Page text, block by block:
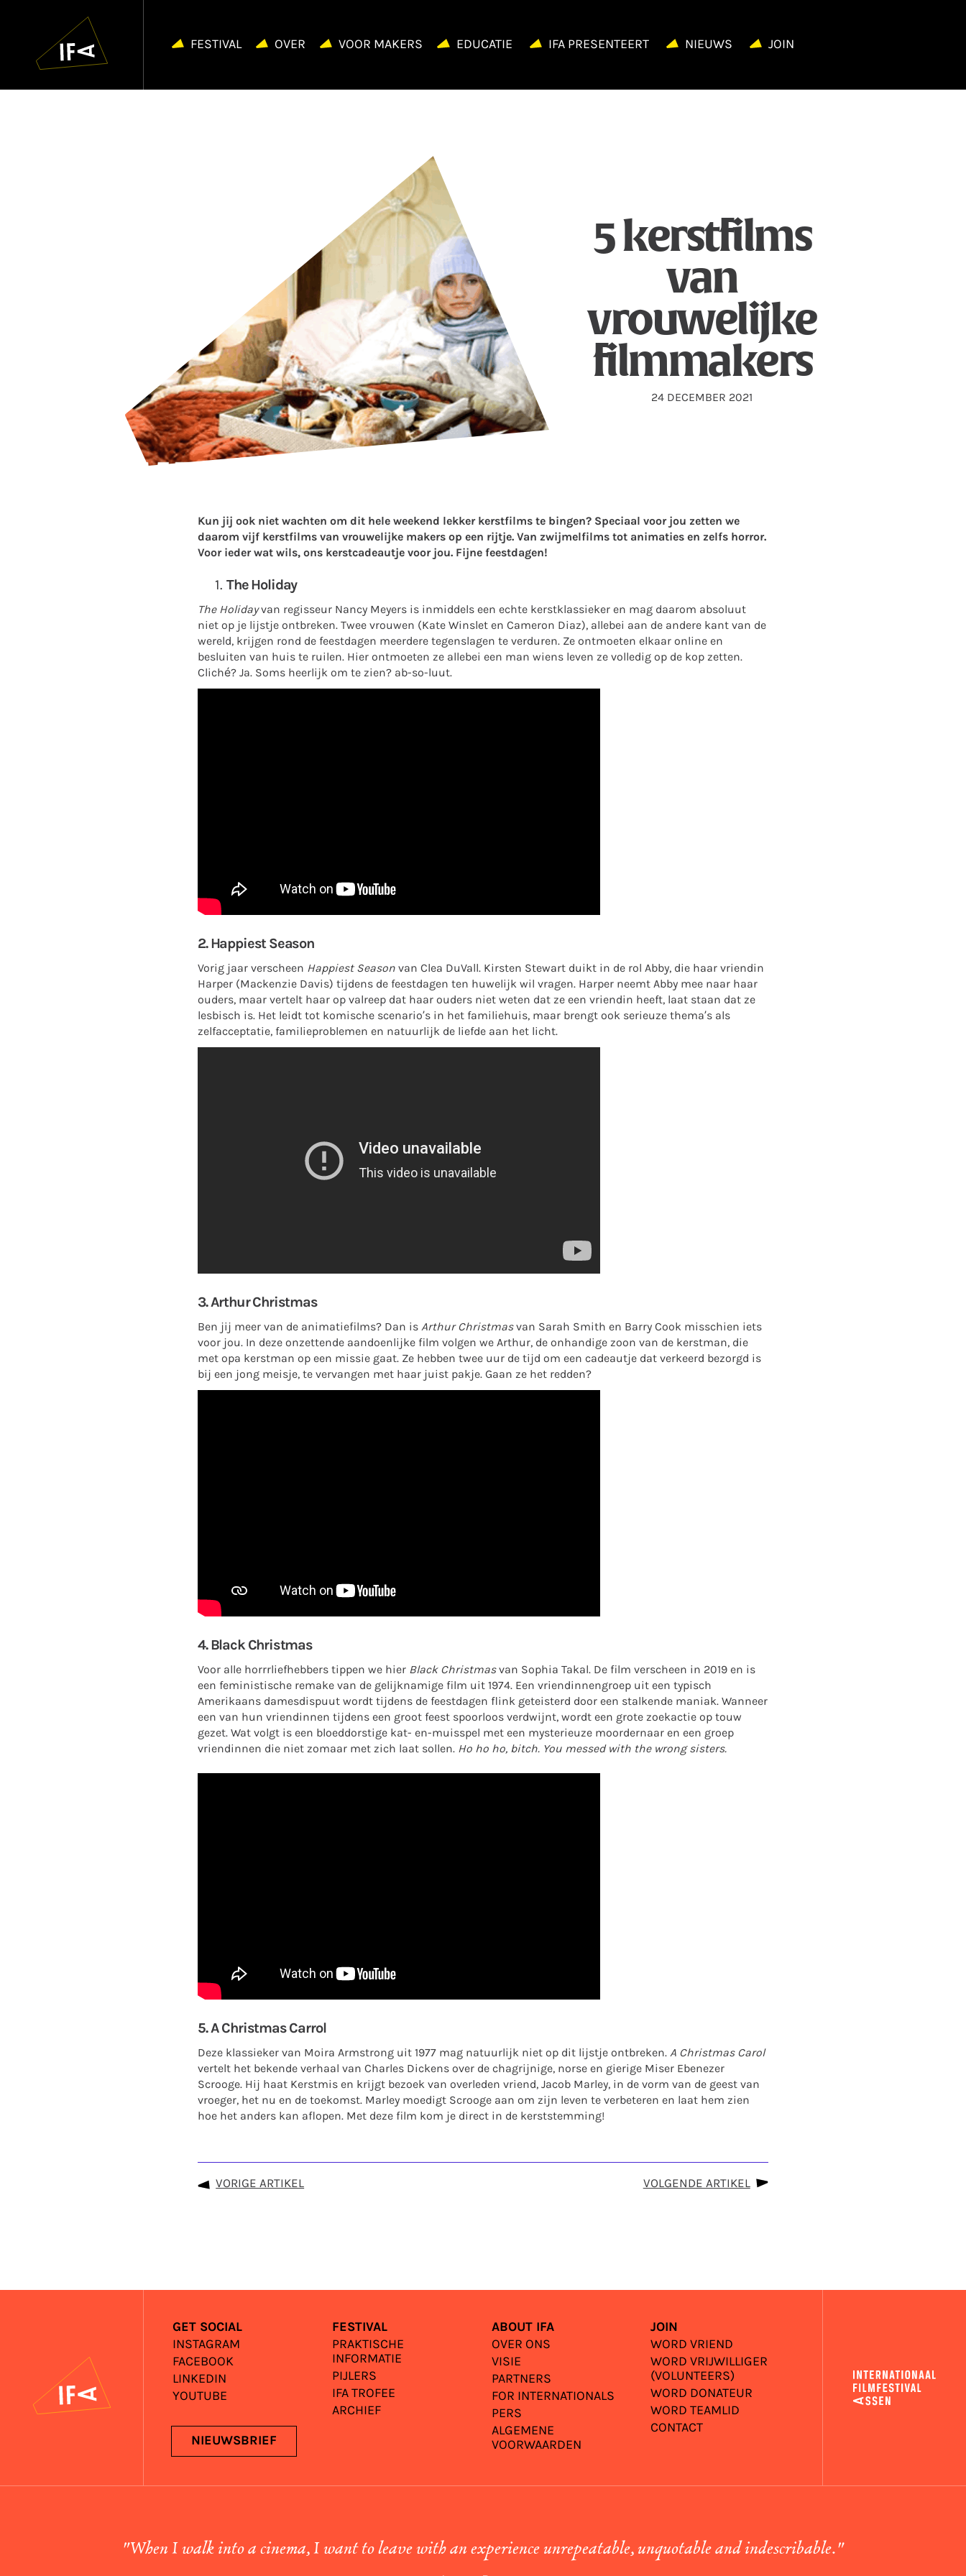
Navigatie
overslaan
FESTIVAL OVER VOOR MAKERS EDUCATIE IFA PRESENTEERT NIEUWS JOIN
5 kerstfilms
van
vrouwelijke
filmmakers
24 DECEMBER 2021
Kun jij ook niet wachten om dit hele weekend lekker kerstfilms te bingen? Speciaal voor jou zetten we
daarom vijf kerstfilms van vrouwelijke makers op een rijtje. Van zwijmelfilms tot animaties en zelfs horror.
Voor ieder wat wils, ons kerstcadeautje voor jou. Fijne feestdagen!
The Holiday
The Holidayvan regisseur Nancy Meyers is inmiddels een echte kerstklassieker en mag daarom absoluut
niet op je lijstje ontbreken. Twee vrouwen (Kate Winslet en Cameron Diaz), allebei aan de andere kant van de
wereld, krijgen rond de feestdagen meerdere tegenslagen te verduren. Ze ontmoeten elkaar online en
besluiten van huis te ruilen. Hier ontmoeten ze allebei een man wiens leven ze volledig op de kop zetten.
Cliché? Ja. Soms heerlijk om te zien? ab-so-luut.
2. Happiest Season
Vorig jaar verscheen Happiest Seasonvan Clea DuVall. Kirsten Stewart duikt in de rol Abby, die haar vriendin
Harper (Mackenzie Davis) tijdens de feestdagen ten huwelijk wil vragen. Harper neemt Abby mee naar haar
ouders, maar vertelt haar op valreep dat haar ouders niet weten dat ze een vriendin heeft, laat staan dat ze
lesbisch is. Het leidt tot komische scenario’s in het familiehuis, maar brengt ook serieuze thema’s als
zelfacceptatie, familieproblemen en natuurlijk de liefde aan het licht.
3. Arthur Christmas
Ben jij meer van de animatiefilms? Dan isArthur Christmasvan Sarah Smith en Barry Cook misschien iets
voor jou. In deze onzettende aandoenlijke film volgen we Arthur, de onhandige zoon van de kerstman, die
met opa kerstman op een missie gaat. Ze hebben twee uur de tijd om een cadeautje dat verkeerd bezorgd is
bij een jong meisje, te vervangen met haar juist pakje. Gaan ze het redden?
4. Black Christmas
Voor alle horrrliefhebbers tippen we hier Black Christmasvan Sophia Takal. De film verscheen in 2019 en is
een feministische remake van de gelijknamige film uit 1974. Een vriendinnengroep uit een typisch
Amerikaans damesdispuut wordt tijdens de feestdagen flink geteisterd door een stalkende maniak. Wanneer
een van hun vriendinnen tijdens een groot feest spoorloos verdwijnt, wordt een grote zoekactie op touw
gezet. Wat volgt is een bloeddorstige kat- en-muisspel met een mysterieuze moordernaar en een groep
vriendinnen die niet zomaar met zich laat sollen. Ho ho ho, bitch. You messed with the wrong sisters.
5. A Christmas Carrol
Deze klassieker van Moira Armstrong uit 1977 mag natuurlijk niet op dit lijstje ontbreken.A Christmas Carol
vertelt het bekende verhaal van Charles Dickens over de chagrijnige, norse en gierige Miser Ebenezer
Scrooge. Hij haat Kerstmis en krijgt bezoek van overleden vriend, Jacob Marley, in de vorm van de geest van
vroeger, het nu en de toekomst. Marley moedigt Scrooge aan om zijn leven te verbeteren en laat hem zien
hoe het anders kan aflopen. Met deze film kom je direct in de kerststemming!
VORIGE ARTIKEL VOLGENDE ARTIKEL
GET SOCIAL
INSTAGRAM
FACEBOOK
LINKEDIN
YOUTUBE
NIEUWSBRIEF
FESTIVAL
PRAKTISCHE
INFORMATIE
PIJLERS
IFA TROFEE
ARCHIEF
ABOUT IFA
OVER ONS
VISIE
PARTNERS
FOR INTERNATIONALS
PERS
ALGEMENE
VOORWAARDEN
JOIN
WORD VRIEND
WORD VRIJWILLIGER
(VOLUNTEERS)
WORD DONATEUR
WORD TEAMLID
CONTACT
"When I walk into a cinema, I want to leave with an experience unrepeatable, unquotable and indescribable."